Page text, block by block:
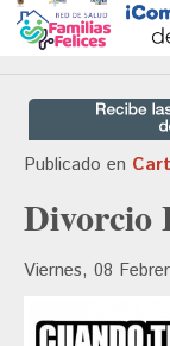
Publicado en
Divorcio
Viernes, 08